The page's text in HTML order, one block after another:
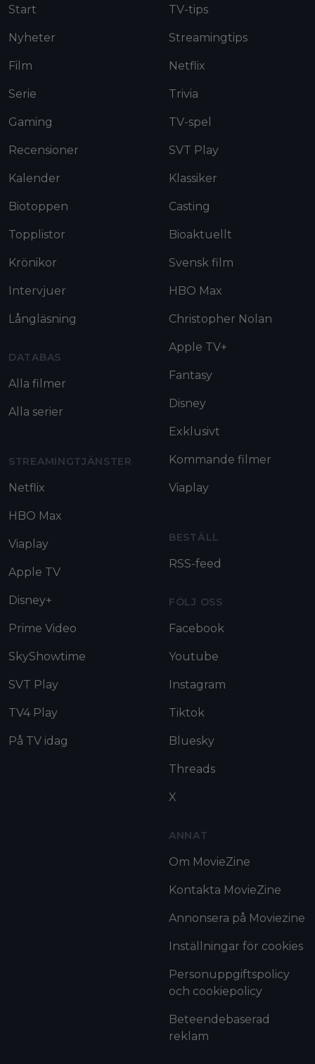
Start
Nyheter
Film
Serie
Gaming
Recensioner
Kalender
Biotoppen
Topplistor
Krönikor
Intervjuer
Långläsning
DATABAS
Alla filmer
Alla serier
STREAMINGTJÄNSTER
Netflix
HBO Max
Viaplay
Apple TV
Disney+
Prime Video
SkyShowtime
SVT Play
TV4 Play
På TV idag
TV-tips
Streamingtips
Netflix
Trivia
TV-spel
SVT Play
Klassiker
Casting
Bioaktuellt
Svensk film
HBO Max
Christopher Nolan
Apple TV+
Fantasy
Disney
Exklusivt
Kommande filmer
Viaplay
BESTÄLL
RSS-feed
FÖLJ OSS
Facebook
Youtube
Instagram
Tiktok
Bluesky
Threads
X
ANNAT
Om MovieZine
Kontakta MovieZine
Annonsera på Moviezine
Inställningar för cookies
Personuppgiftspolicy
och cookiepolicy
Beteendebaserad
reklam